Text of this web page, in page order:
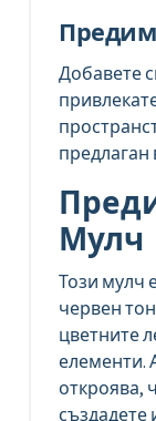
Добавете
предлаган
Мулч
Този мулч
червен
цветните
елементи.
откроява,